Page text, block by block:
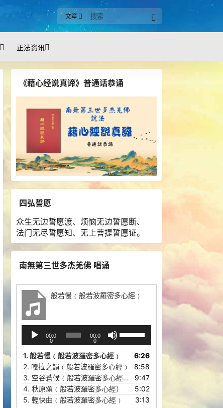
文章
正法资讯
《藉心经说真谛》普通话恭诵
四弘誓愿
众生无边誓愿渡、烦恼无边誓愿断、
法门无尽誓愿知、无上菩提誓愿证。
南無第三世多杰羌佛 唱诵
般若慢﹙般若波羅密多心經﹚
播
放
器
00:0
0
00:0
0
/
下
箭
头
键
1. 般若慢﹙般若波羅密多心經﹚
6:26
2. 嘎拉之韻﹙般若波羅密多心經﹚
8:58
3. 空谷蒼候﹙般若波羅密多心經﹚
9:47
4. 秋原頌﹙般若波羅密多心經）
5:02
5. 輕快曲﹙般若波羅密多心經﹚ 3:13